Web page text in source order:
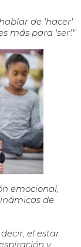
de 'hacer'
más para 'ser'."
emocional,
de
el estar
y